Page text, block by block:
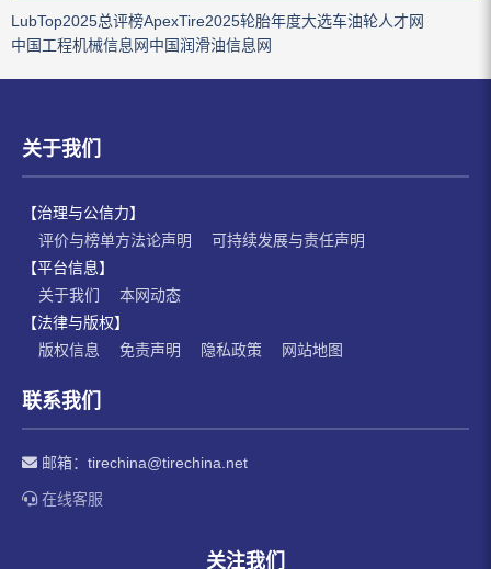
LubTop2025总评榜ApexTire2025轮胎年度大选车油轮人才网
中国工程机械信息网中国润滑油信息网
关于我们
【治理与公信力】
评价与榜单方法论声明
可持续发展与责任声明
【平台信息】
关于我们
本网动态
【法律与版权】
版权信息
免责声明 隐私政策 网站地图
联系我们
邮箱： tirechina@tirechina.net
在线客服
关注我们